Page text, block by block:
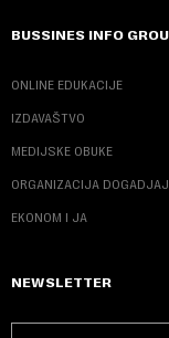
BUSSINES INFO
ONLINE EDUKACIJE
IZDAVAŠTVO
MEDIJSKE OBUKE
ORGANIZACIJA
EKONOM I JA
NEWSLETTER